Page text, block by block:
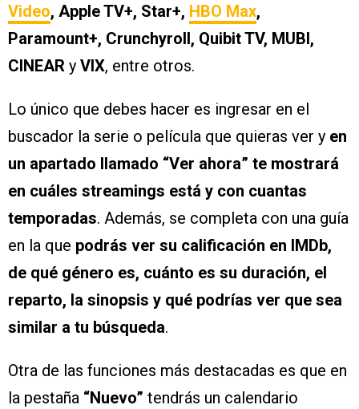
Video, Apple TV+, Star+, HBO Max,
Paramount+, Crunchyroll, Quibit TV, MUBI,
CINEAR y VIX, entre otros.
Lo único que debes hacer es ingresar en el
buscador la serie o película que quieras ver y en
un apartado llamado “Ver ahora” te mostrará
en cuáles streamings está y con cuantas
temporadas. Además, se completa con una guía
en la que podrás ver su calificación en IMDb,
de qué género es, cuánto es su duración, el
reparto, la sinopsis y qué podrías ver que sea
similar a tu búsqueda.
Otra de las funciones más destacadas es que en
la pestaña “Nuevo” tendrás un calendario